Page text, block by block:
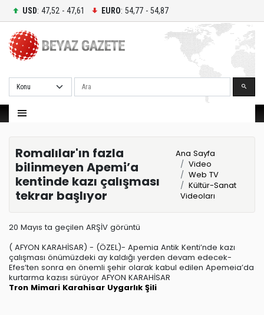
USD: 47,52 - 47,61 EURO: 54,77 - 54,87
Ara
Romalılar'ın fazla
bilinmeyen Apemi’a
kentinde kazı çalışması
tekrar başlıyor
Ana Sayfa
Video
Web TV
Kültür-Sanat
Videoları
20 Mayıs ta geçilen ARŞİV görüntü
( AFYON KARAHİSAR) - (ÖZEL)- Apemia Antik Kenti’nde kazı
çalışması önümüzdeki ay kaldığı yerden devam edecek-
Efes’ten sonra en önemli şehir olarak kabul edilen Apemeia’da
kurtarma kazısı sürüyor AFYON KARAHİSAR
Tron Mimari Karahisar Uygarlık Şili